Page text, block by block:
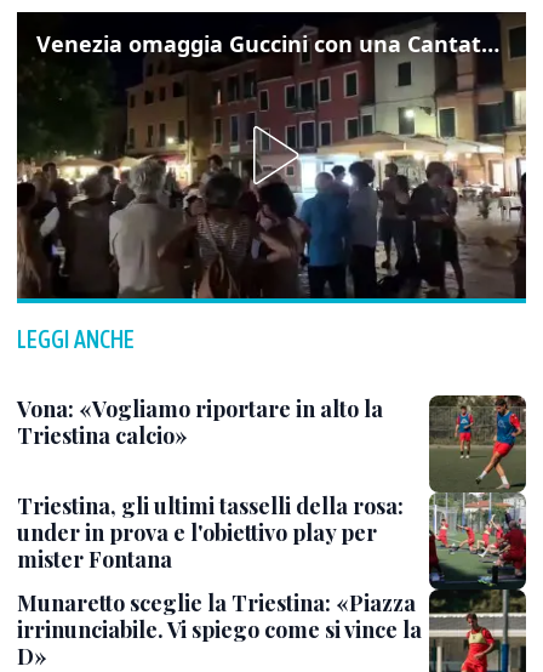
Venezia omaggia Guccini con una Cantata Anarchica in campo Santa Margherita
LEGGI ANCHE
Vona: «Vogliamo riportare in alto la
Triestina calcio»
Triestina, gli ultimi tasselli della rosa:
under in prova e l'obiettivo play per
mister Fontana
Munaretto sceglie la Triestina: «Piazza
irrinunciabile. Vi spiego come si vince la
D»